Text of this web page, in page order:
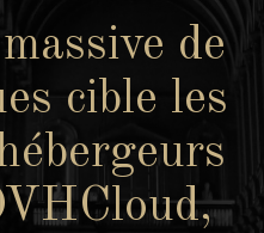
de
cible les